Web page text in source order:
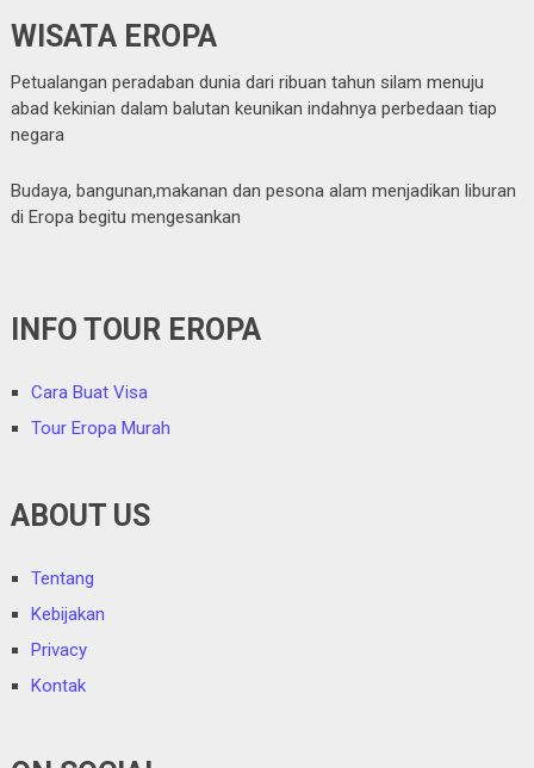
WISATA EROPA
Petualangan peradaban dunia dari ribuan tahun silam menuju
abad kekinian dalam balutan keunikan indahnya perbedaan tiap
negara
Budaya, bangunan,makanan dan pesona alam menjadikan liburan
di Eropa begitu mengesankan
INFO TOUR EROPA
Cara Buat Visa
Tour Eropa Murah
ABOUT US
Tentang
Kebijakan
Privacy
Kontak